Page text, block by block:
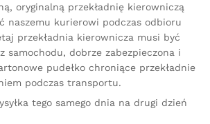
oryginalną przekładnię kierowniczą
naszemu kurierowi podczas odbioru
przekładnia kierownicza musi być
samochodu, dobrze zabezpieczona i
pudełko chroniące przekładnie
podczas transportu.
tego samego dnia na drugi dzień